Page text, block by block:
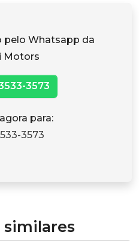
pelo Whatsapp da
Motors
3573
para:
3573
similares